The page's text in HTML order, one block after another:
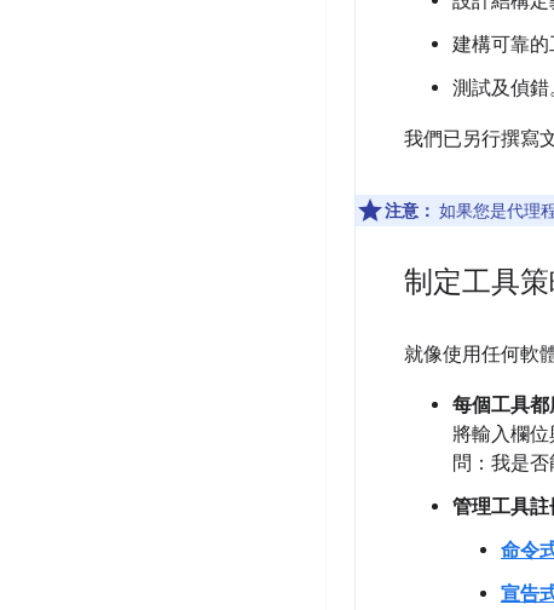
建構可靠的
測試及偵錯
我們已另行撰寫
注意： 如果您是代理
制定工具
就像使用任何軟
每個工具
將輸入欄
問：我是
管理工具註
命令
宣告